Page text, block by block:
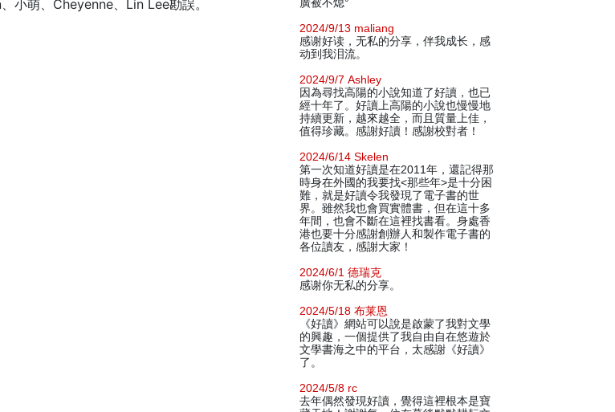
小萌、Cheyenne、Lin Lee勘誤。
2024/9/13 maliang
感谢好读，无私的分享，伴我成长，感
动到我泪流。
2024/9/7 Ashley
因為尋找高陽的小說知道了好讀，也已
經十年了。好讀上高陽的小說也慢慢地
持續更新，越來越全，而且質量上佳，
值得珍藏。感謝好讀！感謝校對者！
2024/6/14 Skelen
第一次知道好讀是在2011年，還記得那
時身在外國的我要找<那些年>是十分困
難，就是好讀令我發現了電子書的世
界。雖然我也會買實體書，但在這十多
年間，也會不斷在這裡找書看。身處香
港也要十分感謝創辦人和製作電子書的
各位讀友，感謝大家！
2024/6/1 德瑞克
感谢你无私的分享。
2024/5/18 布莱恩
《好讀》網站可以說是啟蒙了我對文學
的興趣，一個提供了我自由自在悠遊於
文學書海之中的平台，太感謝《好讀》
了。
2024/5/8 rc
去年偶然發現好讀，覺得這裡根本是寶